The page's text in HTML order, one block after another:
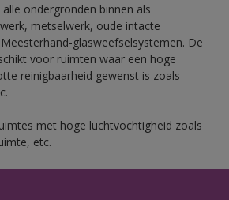
ondergronden binnen als
metselwerk, oude intacte
glasweefselsystemen. De
voor ruimten waar een hoge
reinigbaarheid gewenst is zoals
met hoge luchtvochtigheid zoals
etc.